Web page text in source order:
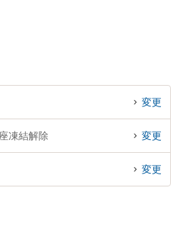
変更
凍結解除 変更
変更